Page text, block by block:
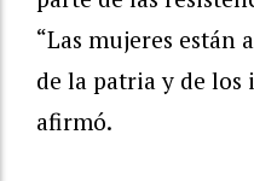
“Las mujeres están
de la patria y de los
afirmó.